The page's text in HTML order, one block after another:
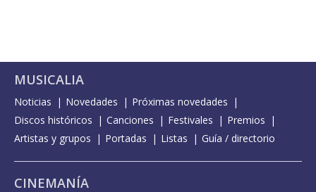
MUSICALIA
Noticias Novedades
Próximas novedades
Discos históricos
Canciones Festivales
Premios
Artistas y grupos
Portadas Listas Guía / directorio
CINEMANÍA